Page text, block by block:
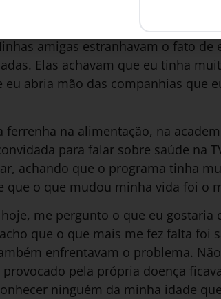
tomar os remédios e fui voltando a
que ainda me rondava. E
amigas estranhavam o fato de
Elas achavam que eu tinha
eu abria mão das companhias que
na alimentação, na
para falar sobre saúde na
achando que o programa tinha
que o que mudou minha vida foi o
me pergunto o que eu gostaria
que o que mais me fez falta foi
enfrentavam o problema.
pela própria doença
ninguém da minha idade